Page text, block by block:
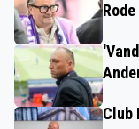
Club